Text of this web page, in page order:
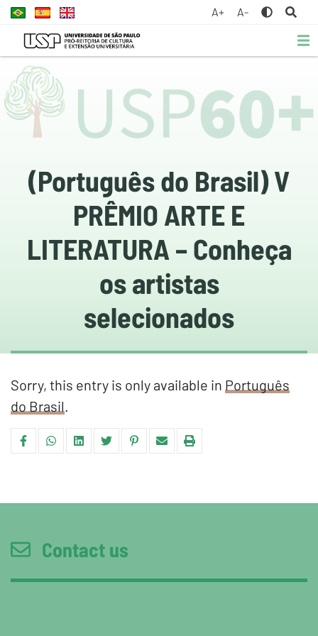
A+ A-
(Português do Brasil) V
PRÊMIO ARTE E
LITERATURA – Conheça
os artistas
selecionados
Sorry, this entry is only available in Português
do Brasil.
Contact us